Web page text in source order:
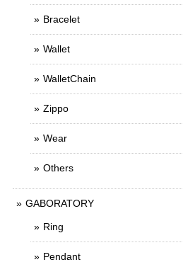
Bracelet
Wallet
WalletChain
Zippo
Wear
Others
GABORATORY
Ring
Pendant